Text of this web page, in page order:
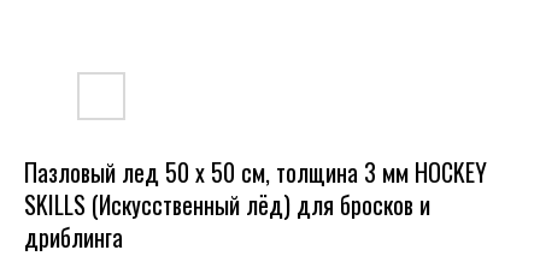
Пазловый лед 50 х 50 см, толщина 3 мм HOCKEY
SKILLS (Искусственный лёд) для бросков и
дриблинга